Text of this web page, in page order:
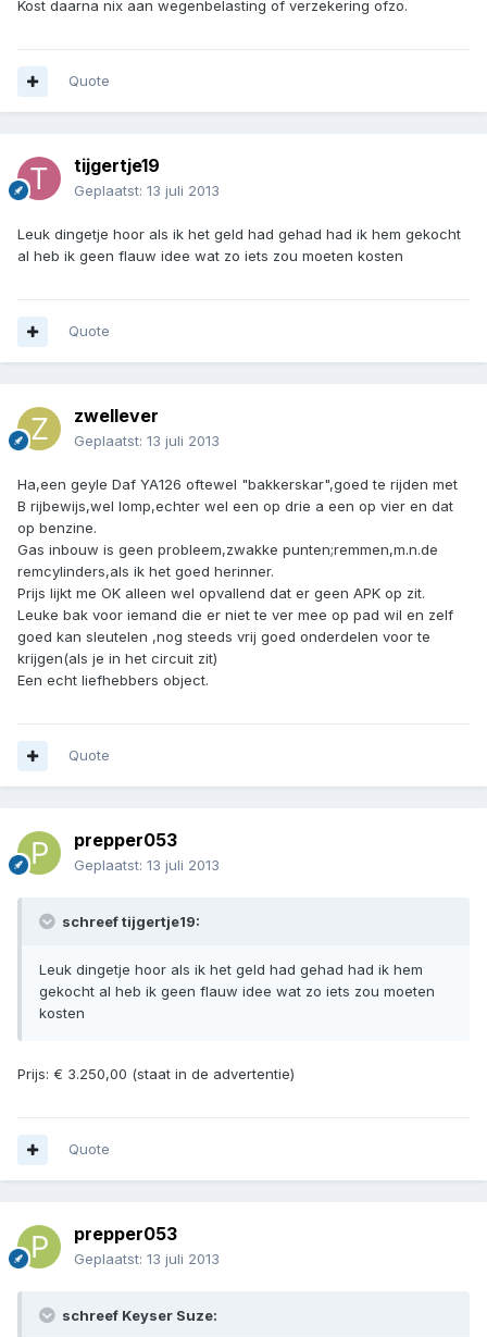
Kost daarna nix aan wegenbelasting of verzekering ofzo.
Quote
tijgertje19
Geplaatst: 13 juli 2013
Leuk dingetje hoor als ik het geld had gehad had ik hem gekocht
al heb ik geen flauw idee wat zo iets zou moeten kosten
Quote
zwellever
Geplaatst: 13 juli 2013
Ha,een geyle Daf YA126 oftewel "bakkerskar",goed te rijden met
B rijbewijs,wel lomp,echter wel een op drie a een op vier en dat
op benzine.
Gas inbouw is geen probleem,zwakke punten;remmen,m.n.de
remcylinders,als ik het goed herinner.
Prijs lijkt me OK alleen wel opvallend dat er geen APK op zit.
Leuke bak voor iemand die er niet te ver mee op pad wil en zelf
goed kan sleutelen ,nog steeds vrij goed onderdelen voor te
krijgen(als je in het circuit zit)
Een echt liefhebbers object.
Quote
prepper053
Geplaatst: 13 juli 2013
schreef tijgertje19:
Leuk dingetje hoor als ik het geld had gehad had ik hem
gekocht al heb ik geen flauw idee wat zo iets zou moeten
kosten
Prijs: € 3.250,00 (staat in de advertentie)
Quote
prepper053
Geplaatst: 13 juli 2013
schreef Keyser Suze: